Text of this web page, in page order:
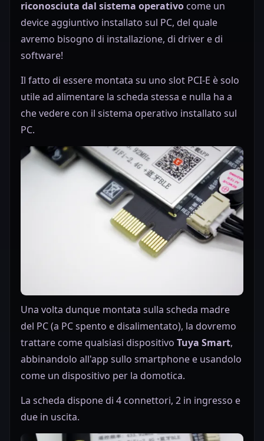
riconosciuta dal sistema operativo come un
device aggiuntivo installato sul PC, del quale
avremo bisogno di installazione, di driver e di
software!
Il fatto di essere montata su uno slot PCI-E è solo
utile ad alimentare la scheda stessa e nulla ha a
che vedere con il sistema operativo installato sul
PC.
Una volta dunque montata sulla scheda madre
del PC (a PC spento e disalimentato), la dovremo
trattare come qualsiasi dispositivo Tuya Smart,
abbinandolo all'app sullo smartphone e usandolo
come un dispositivo per la domotica.
La scheda dispone di 4 connettori, 2 in ingresso e
due in uscita.